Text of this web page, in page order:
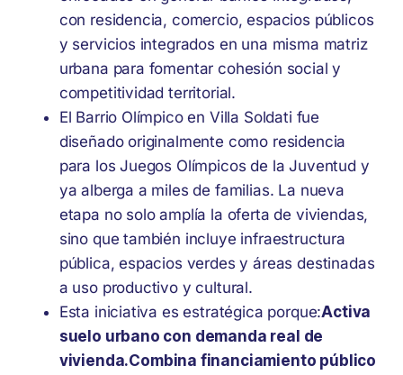
con residencia, comercio, espacios públicos
y servicios integrados en una misma matriz
urbana para fomentar cohesión social y
competitividad territorial.
El Barrio Olímpico en Villa Soldati fue
diseñado originalmente como residencia
para los Juegos Olímpicos de la Juventud y
ya alberga a miles de familias. La nueva
etapa no solo amplía la oferta de viviendas,
sino que también incluye infraestructura
pública, espacios verdes y áreas destinadas
a uso productivo y cultural.
Esta iniciativa es estratégica porque:Activa
suelo urbano con demanda real de
vivienda.Combina financiamiento público